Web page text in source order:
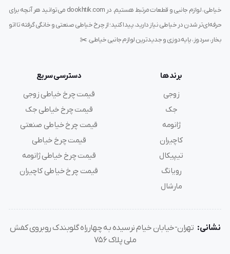
خیاطی، لوازم جانبی و قطعات مرتبط هستیم. در dookhtik.com می‌توانید هر آنچه برای
حرفه‌ای‌تر شدن در خیاطی نیاز دارید، پیدا کنید؛ از چرخ خیاطی صنعتی و خانگی گرفته تا اتو
بخار، سردوز، پایه‌دوزی و جدیدترین لوازم جانبی خیاطی. ✂️
برند ها
زوجی
جک
ژانومه
کاچیران
تیپیکال
رویانگ
مارشال
دسترسی سریع
قیمت چرخ خیاطی زوجی
قیمت چرخ خیاطی جک
قیمت چرخ خیاطی صنعتی
قیمت چرخ خیاطی
قیمت چرخ خیاطی ژانومه
قیمت چرخ خیاطی کاچیران
نشانی: تهران-خیابان خیام نرسیده به چهارراه گلوبندک روبروی کفش
ملی پلاک 756